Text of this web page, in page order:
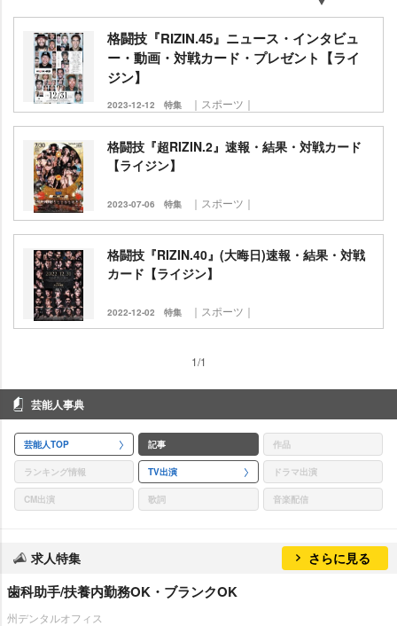
格闘技『RIZIN.45』ニュース・インタビュ
ー・動画・対戦カード・プレゼント【ライ
ジン】
2023-12-12 特集 ｜スポーツ｜
格闘技『超RIZIN.2』速報・結果・対戦カード
【ライジン】
2023-07-06 特集 ｜スポーツ｜
格闘技『RIZIN.40』(大晦日)速報・結果・対戦
カード【ライジン】
2022-12-02 特集 ｜スポーツ｜
1/1
芸能人事典
芸能人TOP 記事 作品
ランキング情報 TV出演 ドラマ出演
CM出演 歌詞 音楽配信
求人特集 さらに見る
歯科助手/扶養内勤務OK・ブランクOK
州デンタルオフィス